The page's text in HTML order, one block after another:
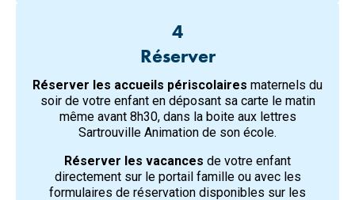
4
Réserver
Réserver les accueils périscolaires maternels du
soir de votre enfant en déposant sa carte le matin
même avant 8h30, dans la boite aux lettres
Sartrouville Animation de son école.
Réserver les vacances de votre enfant
directement sur le portail famille ou avec les
formulaires de réservation disponibles sur les